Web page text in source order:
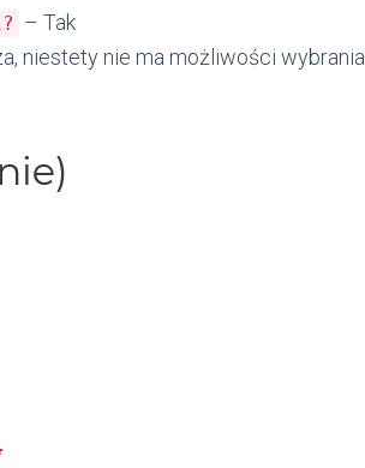
– Tak
niestety nie ma możliwości wybrania